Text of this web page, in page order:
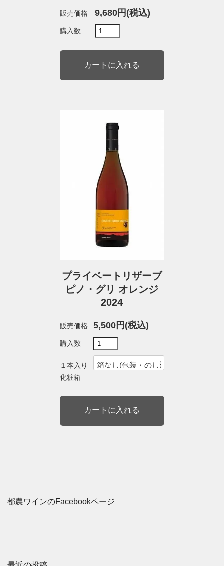
販売価格 9,680円(税込)
購入数
プライベートリザーブ
ピノ・グリ オレンジ
2024
販売価格 5,500円(税込)
購入数
１本入り
化粧箱
都農ワインのFacebookページ